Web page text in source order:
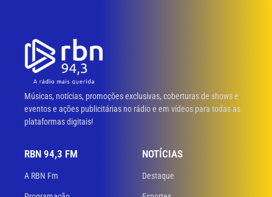
Músicas, notícias, promoções exclusivas, coberturas de shows e
eventos e ações publicitárias no rádio e em vídeos para todas as
plataformas digitais!
RBN 94,3 FM
A RBN Fm
NOTÍCIAS
Destaque